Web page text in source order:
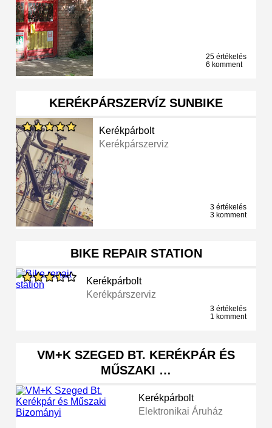
25 értékelés
6 komment
KERÉKPÁRSZERVÍZ SUNBIKE
Kerékpárbolt
Kerékpárszerviz
3 értékelés
3 komment
BIKE REPAIR STATION
Kerékpárbolt
Kerékpárszerviz
3 értékelés
1 komment
VM+K SZEGED BT. KERÉKPÁR ÉS
MŰSZAKI …
Kerékpárbolt
Elektronikai Áruház